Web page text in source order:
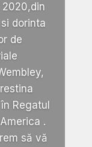
2020,din
dorinta
de
Regatul
.
să vă